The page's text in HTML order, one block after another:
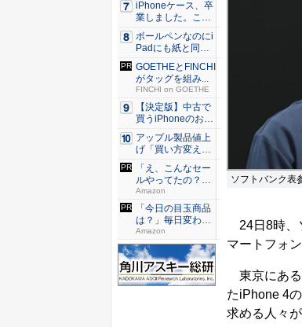
ソフトバンク表
24日8時、
マートフォ
東京にある
たiPhone 4
求める人々
iPhoneケース、卒
業しました。これ
か...
ボールペンなのにi
Padにも紙と同じ
滑ら...
GOETHEとFINCHI
がタッグを組み...
FINCHI on GOETHE
【決定版】中古で
買うiPhoneのおす
す...
アップル製品値上
げ「買い方変え
る」9割超...
「え、こんなセー
ルやってたの？」
80％O...
Amazon
「今日の目玉商品
は？」毎日変わる
Amaz...
Amazon